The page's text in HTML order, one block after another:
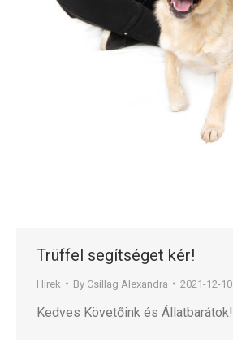
Trüffel segítséget kér!
Hírek By Csillag Alexandra 2021-12-10
Kedves Követőink és Állatbarátok!